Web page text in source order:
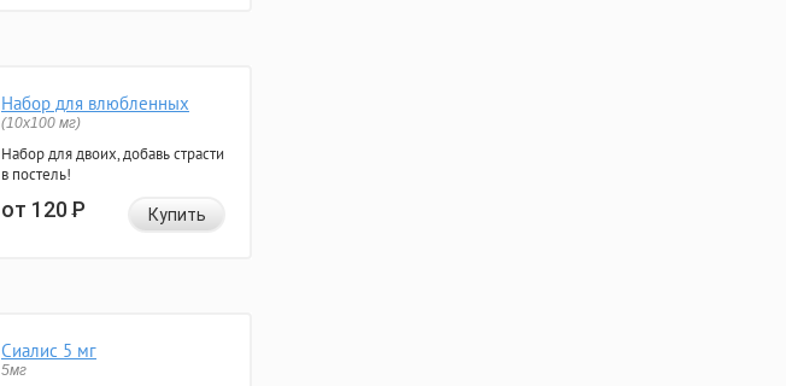
Набор для влюбленных
(10х100 мг)
Набор для двоих, добавь страсти
в постель!
от 120Р Купить
Сиалис 5 мг
5мг